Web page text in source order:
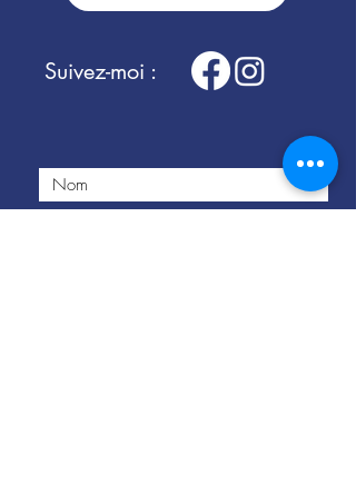
Suivez-moi :